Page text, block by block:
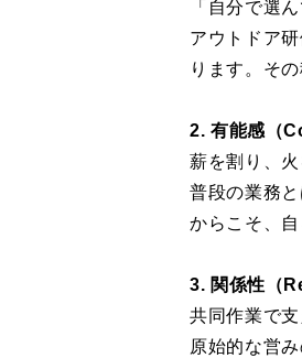
「自分で選
アウトドア
ります。そ
2. 有能感（
薪を割り、
普段の業務
からこそ、
3. 関係性（
共同作業で
原始的な営